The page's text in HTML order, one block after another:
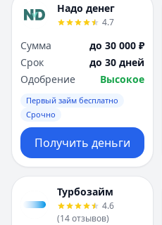
Надо денег
4.7
Сумма
до 30 000 ₽
Срок
до 30 дней
Одобрение
Высокое
Первый займ бесплатно
Срочно
Получить деньги
Турбозайм
4.6
(14отзывов)